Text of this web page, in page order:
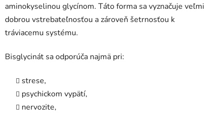
aminokyselinou glycínom. Táto forma sa vyznačuje veľmi
dobrou vstrebateľnosťou a zároveň šetrnosťou k
tráviacemu systému.
Bisglycinát sa odporúča najmä pri:
strese,
psychickom vypätí,
nervozite,